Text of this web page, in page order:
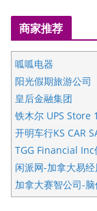
商家推荐
呱呱电器
阳光假期旅游公司
皇后金融集团
铁木尔 UPS Store
开明车行KS CAR
TGG Financial Inc
闲派网-加拿大易
加拿大赛智公司-
五星国艺拍卖及评